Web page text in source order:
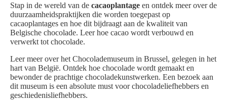
Stap in de wereld van de cacaoplantage en ontdek meer over de
duurzaamheidspraktijken die worden toegepast op
cacaoplantages en hoe dit bijdraagt aan de kwaliteit van
Belgische chocolade. Leer hoe cacao wordt verbouwd en
verwerkt tot chocolade.
Leer meer over het Chocolademuseum in Brussel, gelegen in het
hart van België. Ontdek hoe chocolade wordt gemaakt en
bewonder de prachtige chocoladekunstwerken. Een bezoek aan
dit museum is een absolute must voor chocoladeliefhebbers en
geschiedenisliefhebbers.